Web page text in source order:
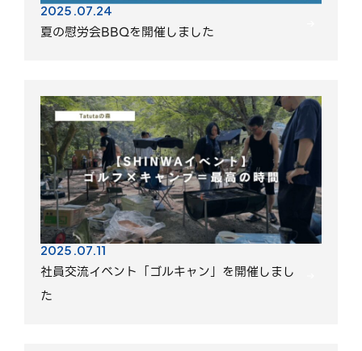
2025.07.24
夏の慰労会BBQを開催しました
2025.07.11
社員交流イベント「ゴルキャン」を開催しまし
た